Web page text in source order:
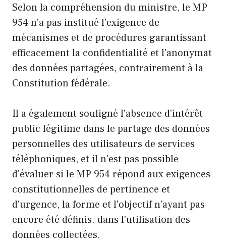
Selon la compréhension du ministre, le MP
954 n'a pas institué l'exigence de
mécanismes et de procédures garantissant
efficacement la confidentialité et l'anonymat
des données partagées, contrairement à la
Constitution fédérale.
Il a également souligné l'absence d'intérêt
public légitime dans le partage des données
personnelles des utilisateurs de services
téléphoniques, et il n'est pas possible
d'évaluer si le MP 954 répond aux exigences
constitutionnelles de pertinence et
d'urgence, la forme et l'objectif n'ayant pas
encore été définis. dans l'utilisation des
données collectées.